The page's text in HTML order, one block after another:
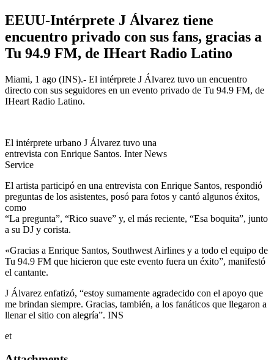
EEUU-Intérprete J Álvarez tiene
encuentro privado con sus fans, gracias a
Tu 94.9 FM, de IHeart Radio Latino
Miami, 1 ago (INS).- El intérprete J Álvarez tuvo un encuentro
directo con sus seguidores en un evento privado de Tu 94.9 FM, de
IHeart Radio Latino.
El intérprete urbano J Álvarez tuvo una
entrevista con Enrique Santos. Inter News
Service
El artista participó en una entrevista con Enrique Santos, respondió
preguntas de los asistentes, posó para fotos y cantó algunos éxitos,
como
“La pregunta”, “Rico suave” y, el más reciente, “Esa boquita”, junto
a su DJ y corista.
«Gracias a Enrique Santos, Southwest Airlines y a todo el equipo de
Tu 94.9 FM que hicieron que este evento fuera un éxito”, manifestó
el cantante.
J Álvarez enfatizó, “estoy sumamente agradecido con el apoyo que
me brindan siempre. Gracias, también, a los fanáticos que llegaron a
llenar el sitio con alegría”. INS
et